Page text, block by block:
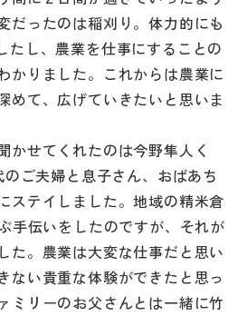
だったのは稲刈り。体力的にも
し、農業を仕事にすることの
かりました。これからは農業に
めて、広げていきたいと思いま
かせてくれたのは今野隼人く
ご夫婦と息子さん、おばあち
ステイしました。地域の精米倉
手伝いをしたのですが、それが
た。農業は大変な仕事だと思い
ない貴重な体験ができたと思っ
ミリーのお父さんとは一緒に竹